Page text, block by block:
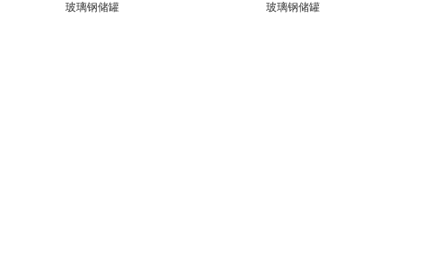
玻璃钢储罐 玻璃钢储罐